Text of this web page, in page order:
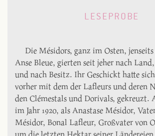
LESEPROBE
Die Mésidors, ganz im Osten,
Anse Bleue, gierten seit jeher nach
und nach Besitz. Ihr Geschickt hatte
vorher mit dem der Lafleurs und deren
den Clémestals und Dorivals, gekreuzt.
im Jahr 1920, als Anastase Mésidor,
Mésidor, Bonal Lafleur, Großvater von